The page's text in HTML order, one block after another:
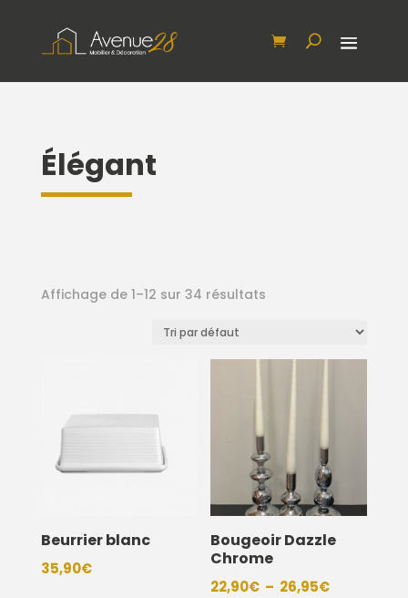
Élégant
Affichage de 1–12 sur 34 résultats
Beurrier blanc
35,90€
Bougeoir Dazzle
Chrome
22,90€ – 26,95€Plage